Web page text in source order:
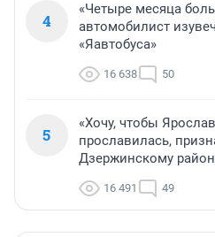
4
«Четыре месяца
автомобилист
«Яавтобуса»
16 638 50
5
«Хочу, чтобы
прославилась,
Дзержинскому
16 491 49